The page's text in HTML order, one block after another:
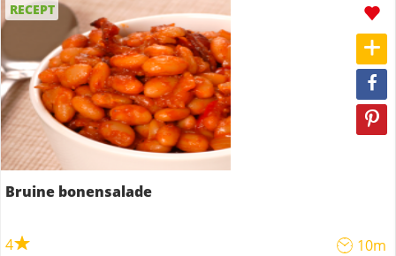
RECEPT
Bruine bonensalade
4 10m